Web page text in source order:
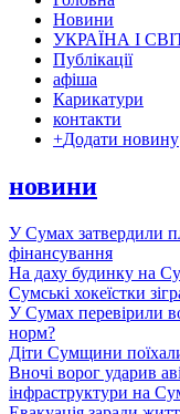
Новини
УКРАЇНА І
Публікації
афіша
Карикатури
контакти
+Додати новину
новини
У Сумах затвердили
фінансування
На даху будинку на
Сумські хокеїстки
У Сумах перевірили
норм?
Діти Сумщини
Вночі ворог ударив
інфраструктури на